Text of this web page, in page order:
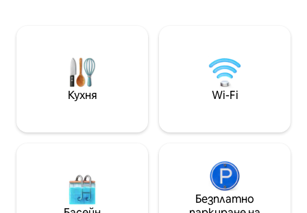
приятели, колеги или семейство,
които търсят релаксираща почивка
🏖️ Плажът Мантай е на 5 минути
обиколки и
съвети. Вие не
гости – вие
Кухня Wi-Fi
Безплатно